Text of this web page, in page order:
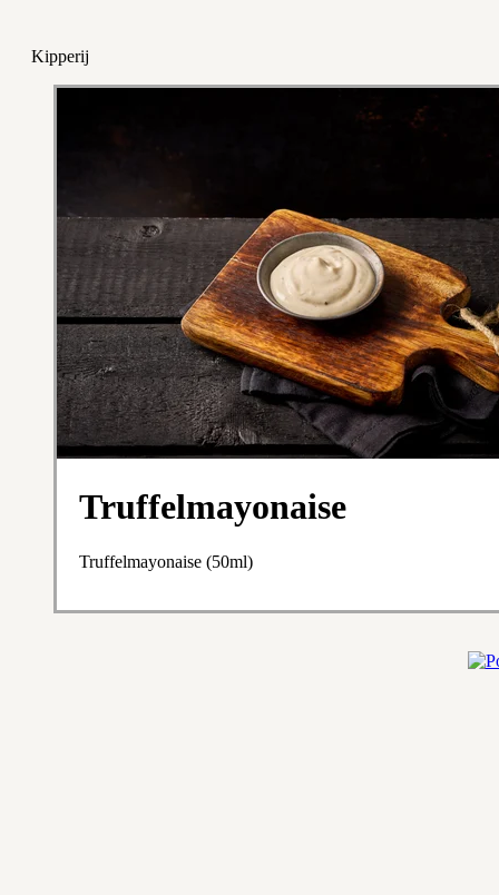
Kipperij
Truffelmayonaise
Truffelmayonaise (50ml)